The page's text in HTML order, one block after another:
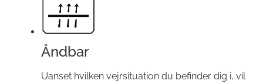
Åndbar
Uanset hvilken vejrsituation du befinder dig i, vil